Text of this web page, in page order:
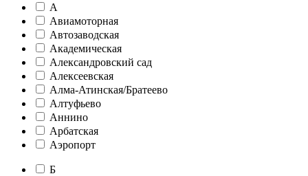
А
Авиамоторная
Автозаводская
Академическая
Александровский сад
Алексеевская
Алма-Атинская/Братеево
Алтуфьево
Аннино
Арбатская
Аэропорт
Б